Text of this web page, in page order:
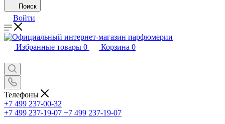
Поиск
Войти
Избранные товары 0 Корзина 0
Телефоны
+7 499 237-00-32
+7 499 237-19-07 +7 499 237-19-07